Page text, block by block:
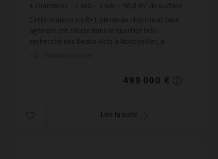
4 chambres 1 sdb 2 sde 96,8 m² de surface
40 m² de terrain 5 154,96 € prix / m²
Cette maison en R+1 pleine de charme et bien
agencée est située dans le quartier très
recherché des Beaux-Arts à Montpellier, à
499 000 €
Lire la suite